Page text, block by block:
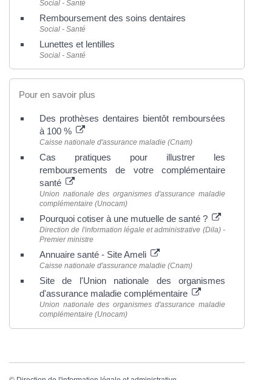
Social - Santé
Remboursement des soins dentaires
Social - Santé
Lunettes et lentilles
Social - Santé
Pour en savoir plus
Des prothèses dentaires bientôt remboursées
à 100 %
Caisse nationale d'assurance maladie (Cnam)
Cas pratiques pour illustrer les
remboursements de votre complémentaire
santé
Union nationale des organismes d'assurance maladie
complémentaire (Unocam)
Pourquoi cotiser à une mutuelle de santé ?
Direction de l'information légale et administrative (Dila) -
Premier ministre
Annuaire santé - Site Ameli
Caisse nationale d'assurance maladie (Cnam)
Site de l'Union nationale des organismes
d'assurance maladie complémentaire
Union nationale des organismes d'assurance maladie
complémentaire (Unocam)